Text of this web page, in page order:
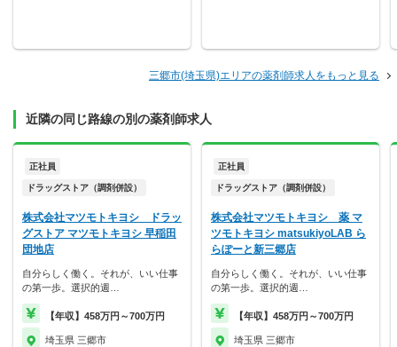
三郷市(埼玉県)エリアの薬剤師求人をもっと見る
近隣の同じ路線の別の薬剤師求人
正社員
ドラッグストア（調剤併設）
株式会社マツモトキヨシ ドラッ
グストア マツモトキヨシ 早稲田
団地店
自分らしく働く。それが、いい仕事
の第一歩。選択的週…
【年収】458万円～700万円
埼玉県 三郷市
正社員
ドラッグストア（調剤併設）
株式会社マツモトキヨシ 薬 マ
ツモトキヨシ matsukiyoLAB ら
らぽーと新三郷店
自分らしく働く。それが、いい仕事
の第一歩。選択的週…
【年収】458万円～700万円
埼玉県 三郷市